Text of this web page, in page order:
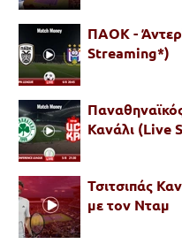
ΠΑΟΚ -
Streaming*)
Κανάλι (Live
Τσιτσιπάς
με τον Νταμ